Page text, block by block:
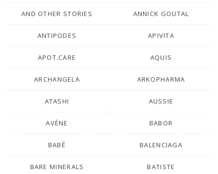
AND OTHER STORIES ANNICK GOUTAL
ANTIPODES APIVITA
APOT.CARE AQUIS
ARCHANGELA ARKOPHARMA
ATASHI AUSSIE
AVÈNE BABOR
BABÉ BALENCIAGA
BARE MINERALS BATISTE